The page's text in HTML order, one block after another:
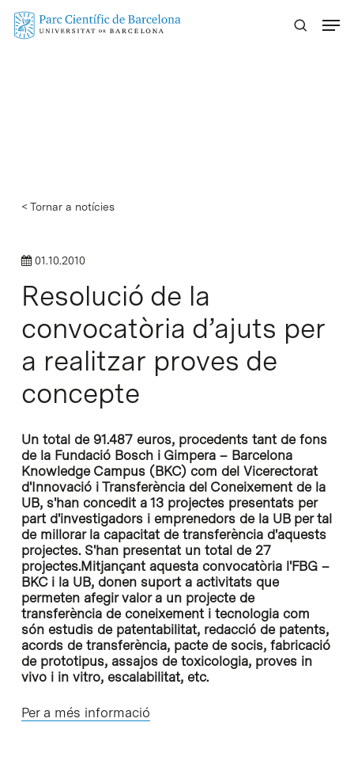
Skip
< Tornar a notícies
01.10.2010
Resolució de la
convocatòria d’ajuts per
a realitzar proves de
concepte
Un total de 91.487 euros, procedents tant de fons
de la Fundació Bosch i Gimpera – Barcelona
Knowledge Campus (BKC) com del Vicerectorat
d'Innovació i Transferència del Coneixement de la
UB, s'han concedit a 13 projectes presentats per
part d'investigadors i emprenedors de la UB per tal
de millorar la capacitat de transferència d'aquests
projectes. S'han presentat un total de 27
projectes.Mitjançant aquesta convocatòria l'FBG –
BKC i la UB, donen suport a activitats que
permeten afegir valor a un projecte de
transferència de coneixement i tecnologia com
són estudis de patentabilitat, redacció de patents,
acords de transferència, pacte de socis, fabricació
de prototipus, assajos de toxicologia, proves in
vivo i in vitro, escalabilitat, etc.
Per a més informació